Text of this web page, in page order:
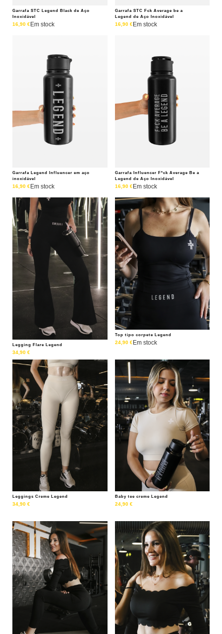
Garrafa STC Legend Black de Aço
Inoxidável
16,90 €Em stock
Garrafa STC Fck Average be a
Legend de Aço Inoxidável
16,90 €Em stock
Garrafa Legend Influencer em aço
inoxidável
16,90 €Em stock
Garrafa Influencer F*ck Average Be a
Legend de Aço Inoxidável
16,90 €Em stock
Legging Flare Legend
34,90 €
Top tipo corpete Legend
24,90 €Em stock
Leggings Creme Legend
34,90 €
Baby tee creme Legend
24,90 €